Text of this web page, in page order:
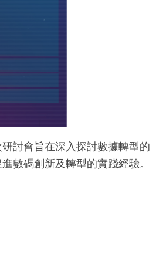
討會旨在深入探討數據轉型的
數碼創新及轉型的實踐經驗。